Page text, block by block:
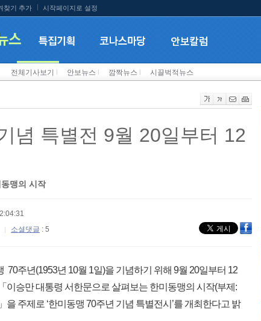
찾기 추가 시작페이지로 설정
전체기사보기 안보뉴스 깜짝뉴스 시끌벅적뉴스
념 특별전 9월 20일부터 12
맹의 시작
소셜댓글 : 5
주년(1953년 10월 1일)을 기념하기 위해 9월 20일부터 12
이승만 대통령 서한문으로 살펴보는 한미동맹의 시작(부제:
주제로 ‘한미동맹 70주년 기념 특별전시’를 개최한다고 밝